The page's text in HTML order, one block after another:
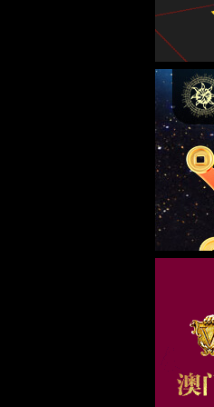
全部产品